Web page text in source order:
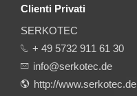
Clienti Privati
SERKOTEC
+ 49 5732 911 61 30
info@serkotec.de
http://www.serkotec.de